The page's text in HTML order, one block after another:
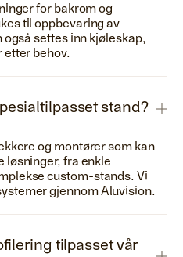
for bakrom og
til oppbevaring av
settes inn kjøleskap,
etter behov.
stand?
og montører som kan
løsninger, fra enkle
custom-stands. Vi
gjennom Aluvision.
tilpasset vår